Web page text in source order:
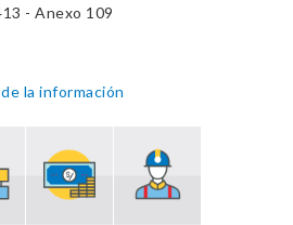
- Anexo 109
la información